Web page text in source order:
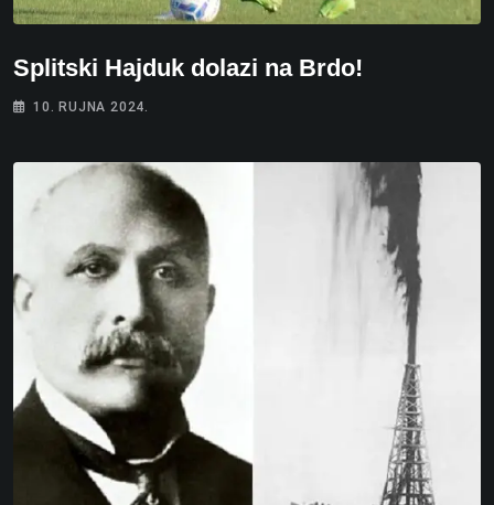
Splitski Hajduk dolazi na Brdo!
10. RUJNA 2024.